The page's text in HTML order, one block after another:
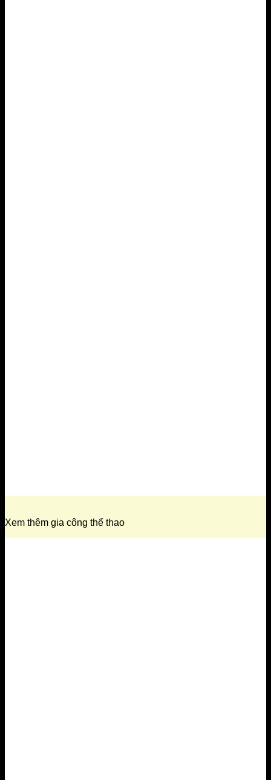
Xem thêm gia công thể thao